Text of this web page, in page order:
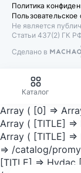
Политика
Пользовательское
Не является
Статьи 437(2) ГК
Сделано в
Machaon
Каталог
Array ( [0] =>
Array ( [TITLE]
Array ( [TITLE]
=> /catalog/
[TITLE] => Hydac